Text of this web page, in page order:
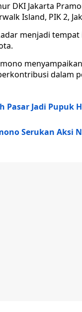
DKI Jakarta
Island, PIK 2,
menjadi
dalam
Pasar Jadi Pupuk
Serukan